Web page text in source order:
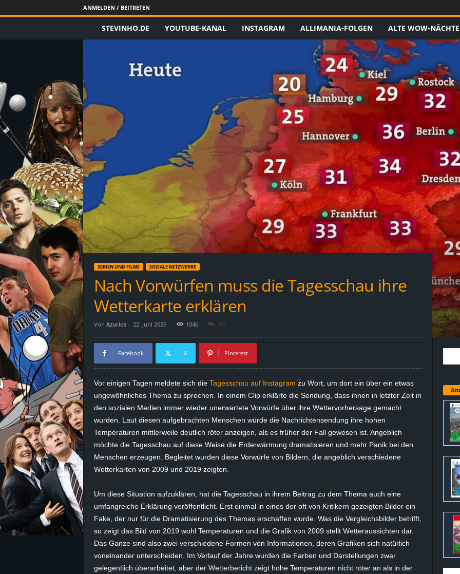
ANMELDEN / BEITRETEN
n
h
.
e
E
i
n
s
g
e
c
h
STEVINHO.DE YOUTUBE-KANAL INSTAGRAM ALLIMANIA-FOLGEN ALTE WOW-NÄCHTE
SERIEN UND FILME SOZIALE NETZWERKE
Nach Vorwürfen muss die Tagesschau ihre
Wetterkarte erklären
Von Azurios- 22. Juni 2026 1046 10
Facebook X Pinterest
Vor einigen Tagen meldete sich die Tagesschau auf Instagram zu Wort, um dort ein über ein etwas
ungewöhnliches Thema zu sprechen. In einem Clip erklärte die Sendung, dass ihnen in letzter Zeit in
den sozialen Medien immer wieder unerwartete Vorwürfe über ihre Wettervorhersage gemacht
wurden. Laut diesen aufgebrachten Menschen würde die Nachrichtensendung ihre hohen
Temperaturen mittlerweile deutlich röter anzeigen, als es früher der Fall gewesen ist. Angeblich
möchte die Tagesschau auf diese Weise die Erderwärmung dramatisieren und mehr Panik bei den
Menschen erzeugen. Begleitet wurden diese Vorwürfe von Bildern, die angeblich verschiedene
Wetterkarten von 2009 und 2019 zeigten.
Um diese Situation aufzuklären, hat die Tagesschau in ihrem Beitrag zu dem Thema auch eine
umfangreiche Erklärung veröffentlicht. Erst einmal in eines der oft von Kritikern gezeigten Bilder ein
Fake, der nur für die Dramatisierung des Themas erschaffen wurde. Was die Vergleichsbilder betrifft,
so zeigt das Bild von 2019 wohl Temperaturen und die Grafik von 2009 stellt Wetteraussichten dar.
Das Ganze sind also zwei verschiedene Formen von Informationen, deren Grafiken sich natürlich
voneinander unterscheiden. Im Verlauf der Jahre wurden die Farben und Darstellungen zwar
gelegentlich überarbeitet, aber der Wetterbericht zeigt hohe Temperaturen nicht röter an als in der